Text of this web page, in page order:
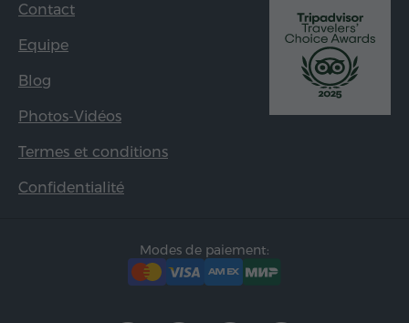
Contact
Equipe
Blog
Photos-Vidéos
Termes et conditions
Confidentialité
Modes de paiement: